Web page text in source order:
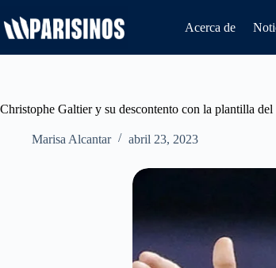
al
contenido
Acerca de
Christophe Galtier y su descontento con la plantilla del
Marisa Alcantar abril 23, 2023